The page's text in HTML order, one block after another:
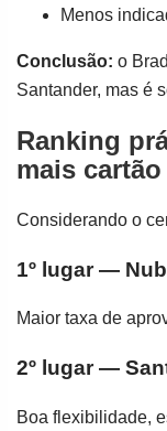
Menos
Conclusão: o
Santander, mas é
Ranking
mais
Considerando o
1º lugar —
Maior taxa de
2º lugar —
Boa flexibilidade,